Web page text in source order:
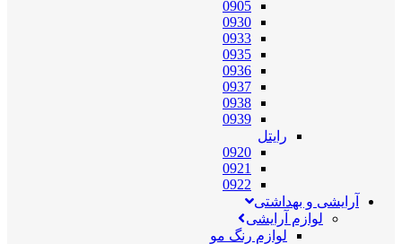
0905
0930
0933
0935
0936
0937
0938
0939
رایتل
0920
0921
0922
آرایشی و بهداشتی
لوازم آرایشی
لوازم رنگ مو